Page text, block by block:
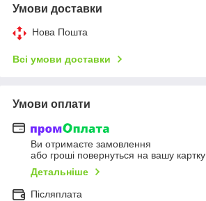
Умови доставки
Нова Пошта
Всі умови доставки
Умови оплати
Ви отримаєте замовлення
або гроші повернуться на вашу картку
Детальніше
Післяплата